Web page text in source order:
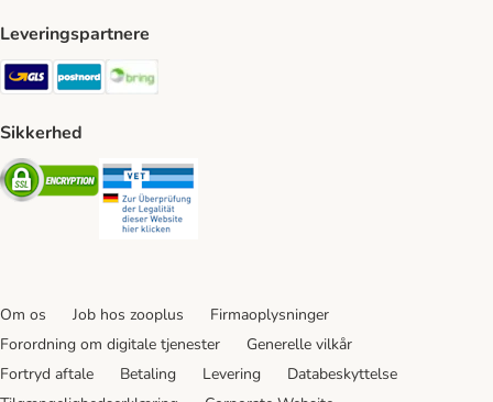
Leveringspartnere
GLS Shipping Method
Postnord Shipping Method
Sikkerhed
Security
Om os Job hos zooplus
Firmaoplysninger
Forordning om digitale tjenester
Generelle vilkår
Fortryd aftale
Betaling Levering
Databeskyttelse